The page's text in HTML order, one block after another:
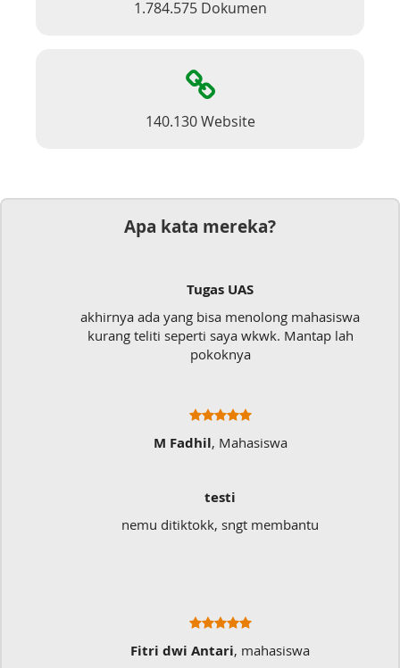
1.784.575 Dokumen
140.130 Website
Apa kata mereka?
Tugas UAS
akhirnya ada yang bisa menolong mahasiswa
kurang teliti seperti saya wkwk. Mantap lah
pokoknya
M Fadhil, Mahasiswa
testi
nemu ditiktokk, sngt membantu
Fitri dwi Antari, mahasiswa